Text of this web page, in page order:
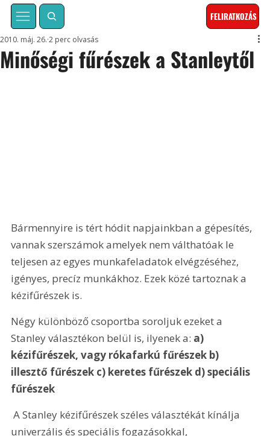
FELIRATKOZÁS
Minőségi fűrészek a Stanleytől
2010. máj. 26. 2 perc olvasás
Bármennyire is tért hódit napjainkban a gépesítés,
vannak szerszámok amelyek nem válthatóak le
teljesen az egyes munkafeladatok elvégzéséhez,
igényes, precíz munkákhoz. Ezek közé tartoznak a
kézifűrészek is.
Négy különböző csoportba soroljuk ezeket a
Stanley választékon belül is, ilyenek a: a)
kézifűrészek, vagy rókafarkú fűrészek b)
illesztő fűrészek c) keretes fűrészek d) speciális
fűrészek
A Stanley kézifűrészek széles választékát kínálja
univerzális és speciális fogazásokkal,